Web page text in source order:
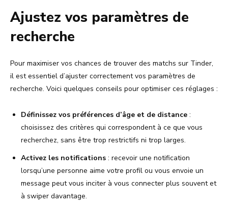
Ajustez vos paramètres de
recherche
Pour maximiser vos chances de trouver des matchs sur Tinder,
il est essentiel d’ajuster correctement vos paramètres de
recherche. Voici quelques conseils pour optimiser ces réglages :
Définissez vos préférences d’âge et de distance :
choisissez des critères qui correspondent à ce que vous
recherchez, sans être trop restrictifs ni trop larges.
Activez les notifications : recevoir une notification
lorsqu’une personne aime votre profil ou vous envoie un
message peut vous inciter à vous connecter plus souvent et
à swiper davantage.